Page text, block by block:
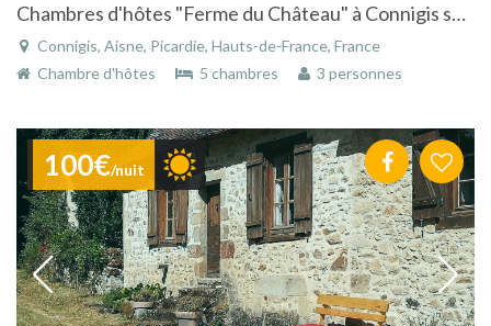
Chambres d'hôtes "Ferme du Château" à Connigis sur la Route touristique du Champagne
Connigis, Aisne, Picardie, Hauts-de-France, France
Chambre d'hôtes
5 chambres 3 personnes
100€/nuit